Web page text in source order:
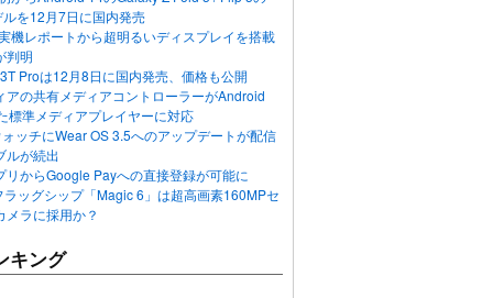
を12月7日に国内発売
機レポートから超明るいディスプレイを搭載
判明
Proは12月8日に国内発売、価格も公開
アの共有メディアコントローラーがAndroid
標準メディアプレイヤーに対応
ッチにWear OS 3.5へのアップデートが配信
ルが続出
リからGoogle Payへの直接登録が可能に
ッグシップ「Magic 6」は超高画素160MPセ
メラに採用か？
キング